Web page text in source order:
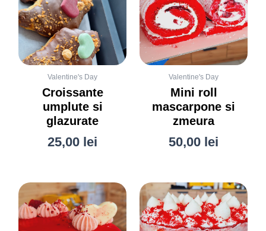
Valentine's Day
Croissante
umplute si
glazurate
25,00 lei
Valentine's Day
Mini roll
mascarpone si
zmeura
50,00 lei